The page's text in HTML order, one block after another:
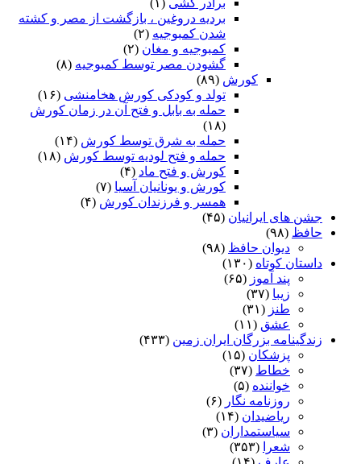
برادر کشی (۱)
بردیه دروغین ، بازگشت از مصر و کشته
شدن کمبوجیه (۲)
کمبوجیه و مغان (۲)
گشودن مصر توسط کمبوجیه (۸)
کورش (۸۹)
تولد و کودکی کورش هخامنشی (۱۶)
حمله به بابل و فتح آن در زمان کورش
(۱۸)
حمله به شرق توسط کورش (۱۴)
حمله و فتح لودیه توسط کورش (۱۸)
کورش و فتح ماد (۴)
کورش و یونانیان آسیا (۷)
همسر و فرزندان کورش (۴)
جشن های ایرانیان (۴۵)
حافظ (۹۸)
دیوان حافظ (۹۸)
داستان کوتاه (۱۳۰)
پند آموز (۶۵)
زیبا (۳۷)
طنز (۳۱)
عشق (۱۱)
زندگینامه بزرگان ایران زمین (۴۳۳)
پزشکان (۱۵)
خطاط (۳۷)
خواننده (۵)
روزنامه نگار (۶)
ریاضیدان (۱۴)
سیاستمداران (۳)
شعرا
(۳۵۳)